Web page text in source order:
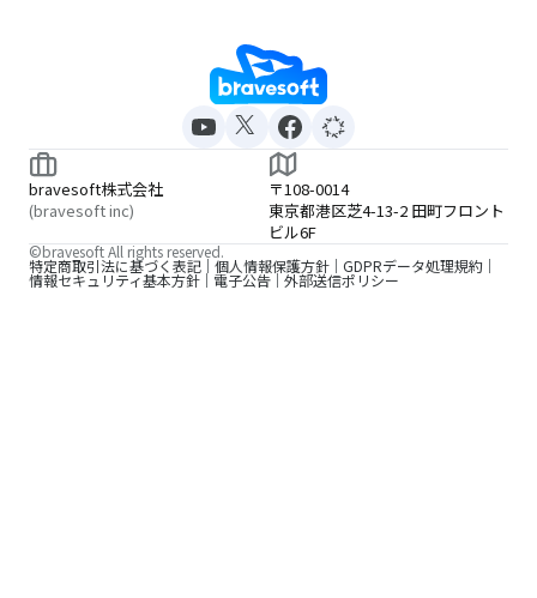
bravesoft株式会社
(bravesoft inc)
〒108-0014
東京都港区芝4-13-2 田町フロント
ビル6F
特定商取引法に基づく表記 個人情報保護方針 GDPRデータ処理規約
情報セキュリティ基本方針 電子公告 外部送信ポリシー
©bravesoft All rights reserved.